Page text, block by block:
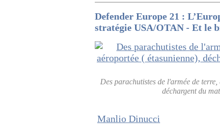
Defender Europe 21 :
stratégie USA/OTAN - Et le
Des parachutistes de l'armée de
déchargent du
Manlio Dinucci